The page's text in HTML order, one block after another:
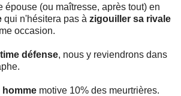
épouse (ou maîtresse, après tout) en
qui n'hésitera pas à zigouiller sa rivale
occasion.
défense, nous y reviendrons dans
homme motive 10% des meurtrières.